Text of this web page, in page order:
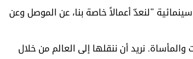
"لنعدّ أعمالاً خاصة بنا، عن الموصل وعن
نريد أن ننقلها إلى العالم من خلال